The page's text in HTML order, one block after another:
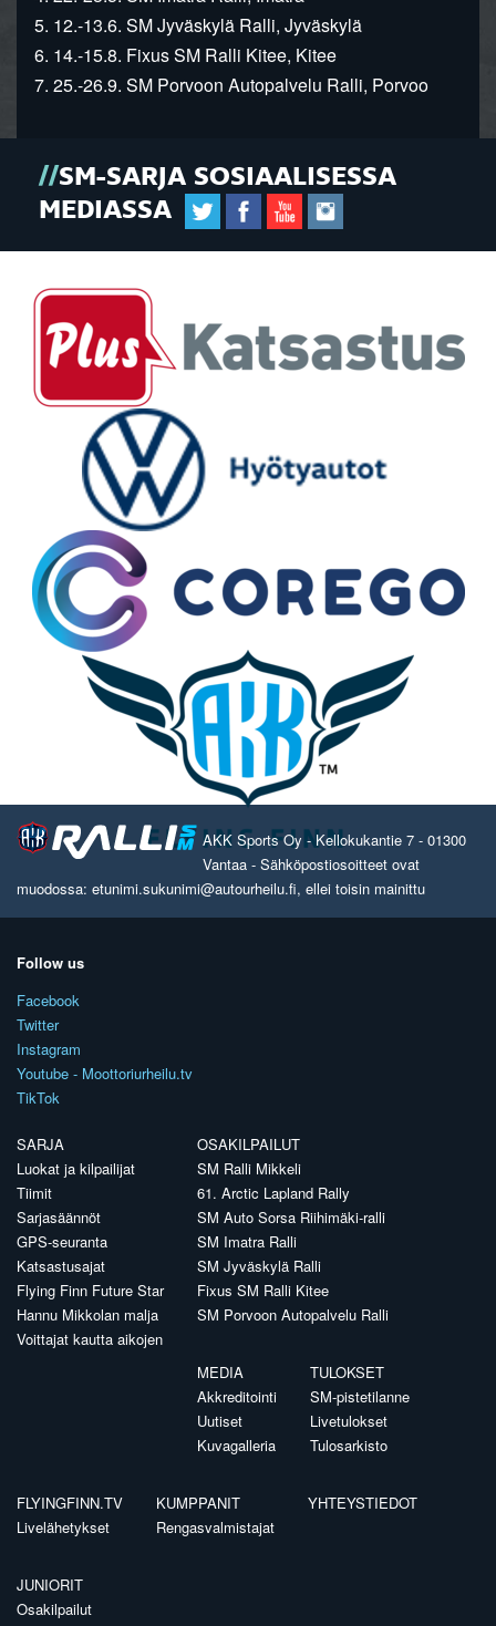
5. 12.-13.6. SM Jyväskylä Ralli, Jyväskylä
6. 14.-15.8. Fixus SM Ralli Kitee, Kitee
7. 25.-26.9. SM Porvoon Autopalvelu Ralli, Porvoo
SM-SARJA SOSIAALISESSA
MEDIASSA
AKK Sports Oy - Kellokukantie 7 - 01300
Vantaa - Sähköpostiosoitteet ovat
muodossa: etunimi.sukunimi@autourheilu.fi, ellei toisin mainittu
Follow us
Facebook
Twitter
Instagram
Youtube - Moottoriurheilu.tv
TikTok
SARJA
Luokat ja kilpailijat
Tiimit
Sarjasäännöt
GPS-seuranta
Katsastusajat
Flying Finn Future Star
Hannu Mikkolan malja
Voittajat kautta aikojen
OSAKILPAILUT
SM Ralli Mikkeli
61. Arctic Lapland Rally
SM Auto Sorsa Riihimäki-ralli
SM Imatra Ralli
SM Jyväskylä Ralli
Fixus SM Ralli Kitee
SM Porvoon Autopalvelu Ralli
MEDIA
Akkreditointi
Uutiset
Kuvagalleria
TULOKSET
SM-pistetilanne
Livetulokset
Tulosarkisto
FLYINGFINN.TV
Livelähetykset
KUMPPANIT
Rengasvalmistajat
YHTEYSTIEDOT
JUNIORIT
Osakilpailut